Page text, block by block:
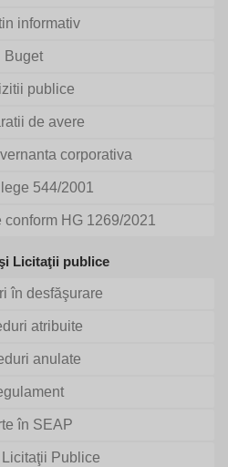
informativ
Buget
publice
de avere
corporativa
544/2001
conform HG 1269/2021
Licitaţii publice
în desfăşurare
atribuite
anulate
în SEAP
Publice